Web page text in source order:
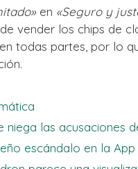
en «Seguro y
vender los chips de
todas partes, por lo
niega las acusaciones
escándalo en la